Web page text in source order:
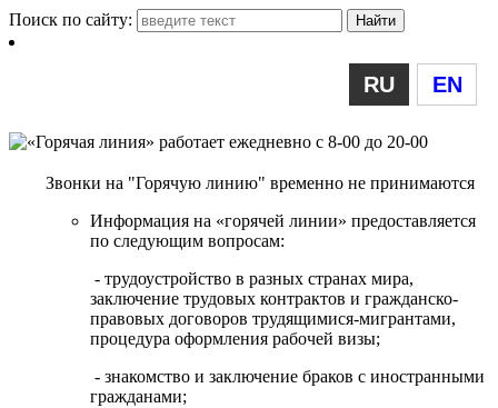
Поиск по сайту:
RU EN
Звонки на "Горячую линию" временно не принимаются
Информация на «горячей линии» предоставляется
по следующим вопросам:
- трудоустройство в разных странах мира,
заключение трудовых контрактов и гражданско-
правовых договоров трудящимися-мигрантами,
процедура оформления рабочей визы;
- знакомство и заключение браков с иностранными
гражданами;